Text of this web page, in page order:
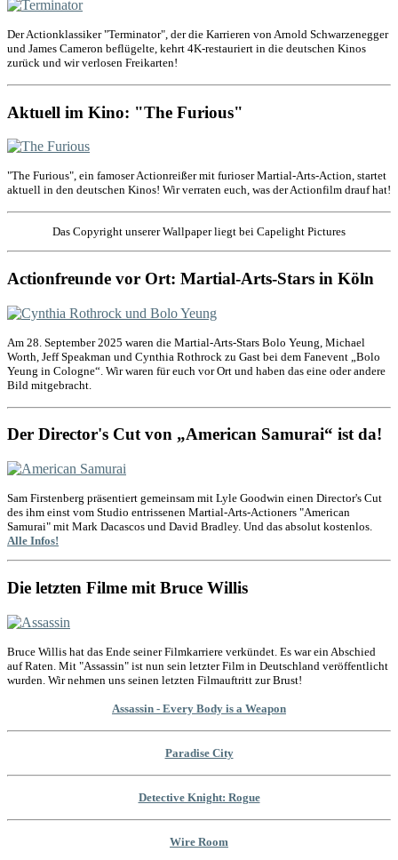
Der Actionklassiker "Terminator", der die Karrieren von Arnold Schwarzenegger
und James Cameron beflügelte, kehrt 4K-restauriert in die deutschen Kinos
zurück und wir verlosen Freikarten!
Aktuell im Kino: "The Furious"
"The Furious", ein famoser Actionreißer mit furioser Martial-Arts-Action, startet
aktuell in den deutschen Kinos! Wir verraten euch, was der Actionfilm drauf hat!
Das Copyright unserer Wallpaper liegt bei Capelight Pictures
Actionfreunde vor Ort: Martial-Arts-Stars in Köln
Am 28. September 2025 waren die Martial-Arts-Stars Bolo Yeung, Michael
Worth, Jeff Speakman und Cynthia Rothrock zu Gast bei dem Fanevent „Bolo
Yeung in Cologne“. Wir waren für euch vor Ort und haben das eine oder andere
Bild mitgebracht.
Der Director's Cut von „American Samurai“ ist da!
Sam Firstenberg präsentiert gemeinsam mit Lyle Goodwin einen Director's Cut
des ihm einst vom Studio entrissenen Martial-Arts-Actioners "American
Samurai" mit Mark Dacascos und David Bradley. Und das absolut kostenlos.
Alle Infos!
Die letzten Filme mit Bruce Willis
Bruce Willis hat das Ende seiner Filmkarriere verkündet. Es war ein Abschied
auf Raten. Mit "Assassin" ist nun sein letzter Film in Deutschland veröffentlicht
wurden. Wir nehmen uns seinen letzten Filmauftritt zur Brust!
Assassin - Every Body is a Weapon
Paradise City
Detective Knight: Rogue
Wire Room